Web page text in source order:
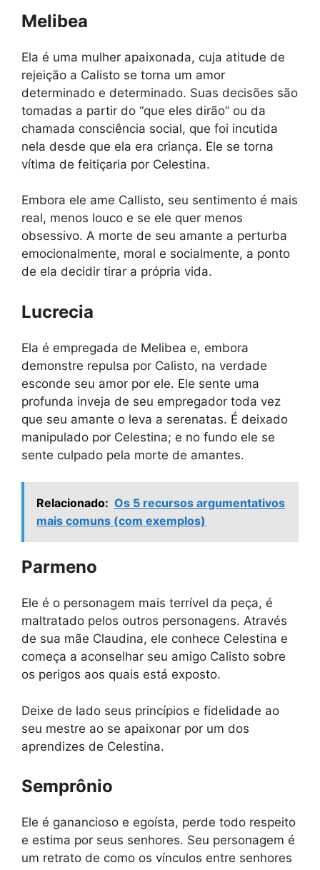
Melibea
Ela é uma mulher apaixonada, cuja atitude de
rejeição a Calisto se torna um amor
determinado e determinado. Suas decisões são
tomadas a partir do “que eles dirão” ou da
chamada consciência social, que foi incutida
nela desde que ela era criança. Ele se torna
vítima de feitiçaria por Celestina.
Embora ele ame Callisto, seu sentimento é mais
real, menos louco e se ele quer menos
obsessivo. A morte de seu amante a perturba
emocionalmente, moral e socialmente, a ponto
de ela decidir tirar a própria vida.
Lucrecia
Ela é empregada de Melibea e, embora
demonstre repulsa por Calisto, na verdade
esconde seu amor por ele. Ele sente uma
profunda inveja de seu empregador toda vez
que seu amante o leva a serenatas. É deixado
manipulado por Celestina; e no fundo ele se
sente culpado pela morte de amantes.
Relacionado: Os 5 recursos argumentativos
mais comuns (com exemplos)
Parmeno
Ele é o personagem mais terrível da peça, é
maltratado pelos outros personagens. Através
de sua mãe Claudina, ele conhece Celestina e
começa a aconselhar seu amigo Calisto sobre
os perigos aos quais está exposto.
Deixe de lado seus princípios e fidelidade ao
seu mestre ao se apaixonar por um dos
aprendizes de Celestina.
Semprônio
Ele é ganancioso e egoísta, perde todo respeito
e estima por seus senhores. Seu personagem é
um retrato de como os vínculos entre senhores